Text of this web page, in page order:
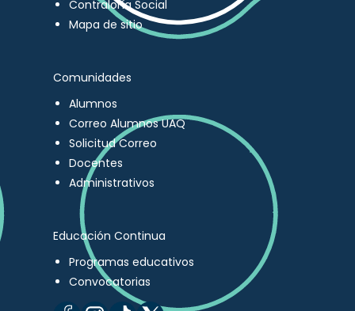
Contraloría Social
Mapa de sitio
Comunidades
Alumnos
Correo Alumnos UAQ
Solicitud Correo
Docentes
Administrativos
Educación Continua
Programas educativos
Convocatorias